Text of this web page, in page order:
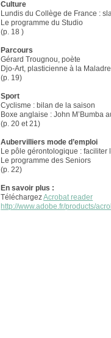
Culture
Lundis du Collège de France :
Le programme du Studio
(p. 18 )
Parcours
Gérard Trougnou, poète
Djo-Art, plasticienne à la
(p. 19)
Sport
Cyclisme : bilan de la saison
Boxe anglaise : John M’Bumba
(p. 20 et 21)
Aubervilliers mode d’emploi
Le pôle gérontologique :
Le programme des Seniors
(p. 22)
En savoir plus :
TéléchargezAcrobat reader
http://www.adobe.fr/products/